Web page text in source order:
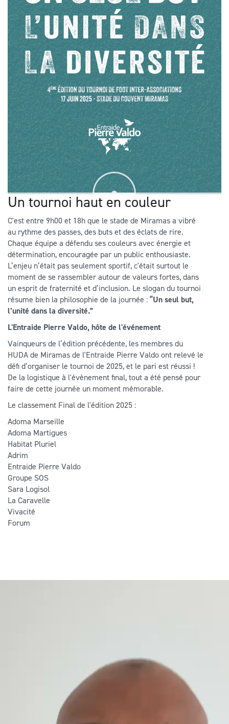
Un tournoi haut en couleur
C'est entre 9h00 et 18h que le stade de Miramas a vibré
au rythme des passes, des buts et des éclats de rire.
Chaque équipe a défendu ses couleurs avec énergie et
détermination, encouragée par un public enthousiaste.
L’enjeu n’était pas seulement sportif, c'était surtout le
moment de se rassembler autour de valeurs fortes, dans
un esprit de fraternité et d’inclusion. Le slogan du tournoi
résume bien la philosophie de la journée :“Un seul but,
l’unité dans la diversité.”
L'Entraide Pierre Valdo, hôte de l'événement
Vainqueurs de l’édition précédente, les membres du
HUDA de Miramas de l'Entraide Pierre Valdo ont relevé le
défi d’organiser le tournoi de 2025, et le pari est réussi !
De la logistique à l'évènement final, tout a été pensé pour
faire de cette journée un moment mémorable.
Le classement Final de l'édition 2025 :
Adoma Marseille
Adoma Martigues
Habitat Pluriel
Adrim
Entraide Pierre Valdo
Groupe SOS
Sara Logisol
La Caravelle
Vivacité
Forum